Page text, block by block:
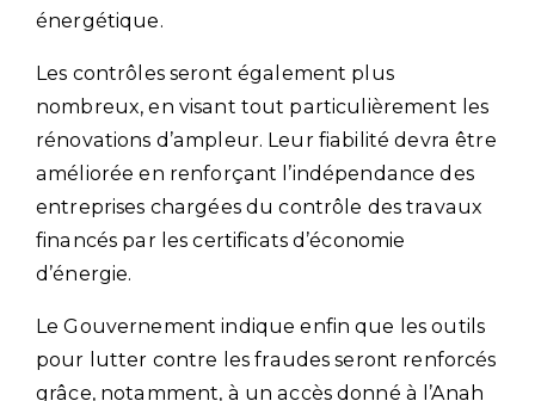
énergétique.
Les contrôles seront également plus
nombreux, en visant tout particulièrement les
rénovations d’ampleur. Leur fiabilité devra être
améliorée en renforçant l’indépendance des
entreprises chargées du contrôle des travaux
financés par les certificats d’économie
d’énergie.
Le Gouvernement indique enfin que les outils
pour lutter contre les fraudes seront renforcés
grâce, notamment, à un accès donné à l’Anah